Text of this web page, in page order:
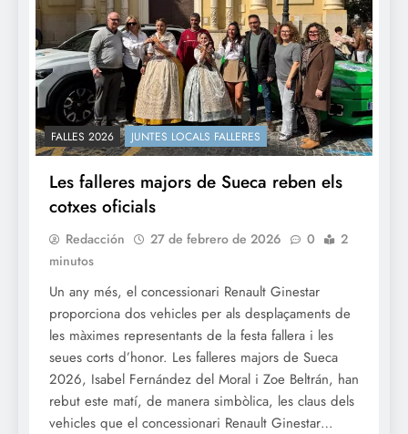
FALLES 2026 JUNTES LOCALS FALLERES
Les falleres majors de Sueca reben els
cotxes oficials
Redacción 27 de febrero de 2026 0
2
minutos
Un any més, el concessionari Renault Ginestar
proporciona dos vehicles per als desplaçaments de
les màximes representants de la festa fallera i les
seues corts d’honor. Les falleres majors de Sueca
2026, Isabel Fernández del Moral i Zoe Beltrán, han
rebut este matí, de manera simbòlica, les claus dels
vehicles que el concessionari Renault Ginestar…